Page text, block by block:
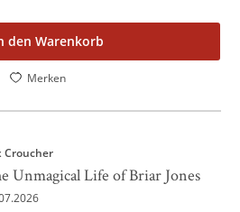
den Warenkorb
Merken
Croucher
Unmagical Life of Briar Jones